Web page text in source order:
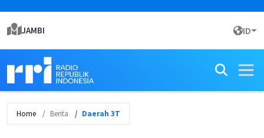
JAMBI ID
Home Berita Daerah 3T